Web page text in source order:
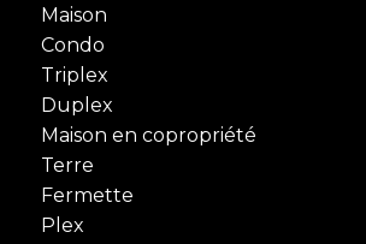
Maison
Condo
Triplex
Duplex
Maison en copropriété
Terre
Fermette
Plex